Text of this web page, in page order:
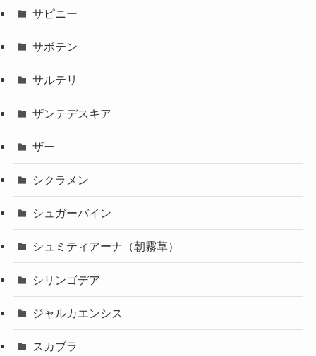
サピニー
サボテン
サルテリ
ザンテデスキア
ザー
シクラメン
シュガーバイン
シュミティアーナ（朝霧草）
シリンゴデア
ジャルカエンシス
スカブラ